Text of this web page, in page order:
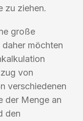
zu ziehen.
große
möchten
von
verschiedenen
der Menge an
den